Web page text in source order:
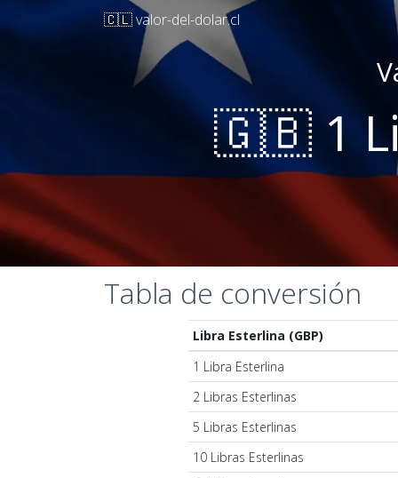
🇨🇱 valor-del-dolar.cl
🇬🇧 1
Tabla de conversión
Libra Esterlina (GBP)
1 Libra Esterlina
2 Libras Esterlinas
5 Libras Esterlinas
10 Libras Esterlinas